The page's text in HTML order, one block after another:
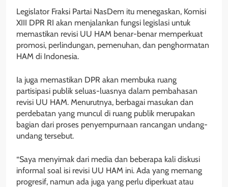
Legislator Fraksi Partai NasDem itu menegaskan, Komisi
XIII DPR RI akan menjalankan fungsi legislasi untuk
memastikan revisi UU HAM benar-benar memperkuat
promosi, perlindungan, pemenuhan, dan penghormatan
HAM di Indonesia.
Ia juga memastikan DPR akan membuka ruang
partisipasi publik seluas-luasnya dalam pembahasan
revisi UU HAM. Menurutnya, berbagai masukan dan
perdebatan yang muncul di ruang publik merupakan
bagian dari proses penyempurnaan rancangan undang-
undang tersebut.
“Saya menyimak dari media dan beberapa kali diskusi
informal soal isi revisi UU HAM ini. Ada yang memang
progresif, namun ada juga yang perlu diperkuat atau